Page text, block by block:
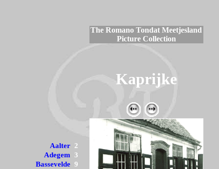
The Romano Tondat Meetjesland
Picture Collection
Kaprijke
Aalter 2
Adegem 3
Bassevelde 9